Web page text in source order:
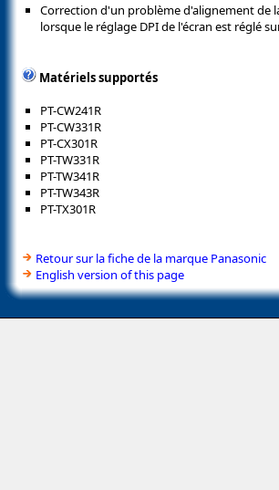
Correction d'un problème d'alignement de
lorsque le réglage DPI de l'écran est réglé
Matériels supportés
PT-CW241R
PT-CW331R
PT-CX301R
PT-TW331R
PT-TW341R
PT-TW343R
PT-TX301R
Retour sur la fiche de la marque Panasonic
English version of this page